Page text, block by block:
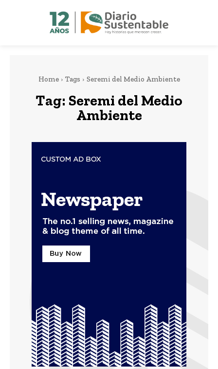
Home Tags Seremi del Medio Ambiente
Tag: Seremi del Medio
Ambiente